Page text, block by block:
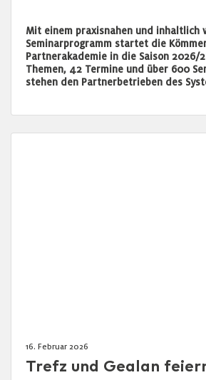
Mit einem praxisnahen und inhaltlich
Seminarprogramm startet die
Partnerakademie in die Saison 2026/
Themen, 42 Termine und über 600
stehen den Partnerbetrieben des
16. Februar 2026
Trefz und Gealan